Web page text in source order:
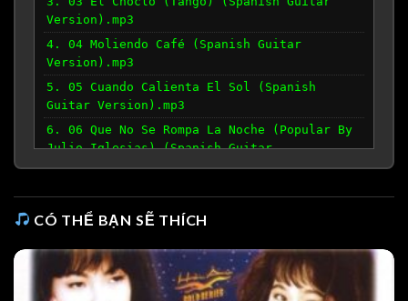
Version).mp3
4. 04 Moliendo Café (Spanish Guitar
Version).mp3
5. 05 Cuando Calienta El Sol (Spanish
Guitar Version).mp3
6. 06 Que No Se Rompa La Noche (Popular By
Julio Iglesias) (Spanish Guitar
Joan Manuel Serrat) (Spanish Guitar
Version).mp3
8. 08 Cantares (Antonio Machado) (Popular
By Joan Manuel Serrat) (Spanish Guitar
Version).mp3
CÓ THỂ BẠN SẼ THÍCH